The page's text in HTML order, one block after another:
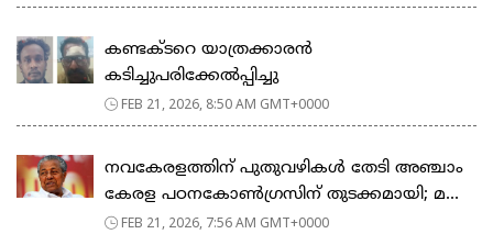
കണ്ടക്ടറെ യാത്രക്കാരൻ
കടിച്ചുപരിക്കേൽപ്പിച്ചു
FEB 21, 2026, 8:50 AM GMT+0000
നവകേരളത്തിന് പുതുവഴികൾ തേടി അഞ്ചാം
കേരള പഠനകോൺഗ്രസിന് തുടക്കമായി; മ...
FEB 21, 2026, 7:56 AM GMT+0000